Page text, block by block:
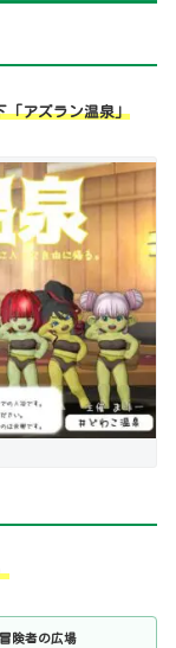
「アズラン温泉」
険者の広場